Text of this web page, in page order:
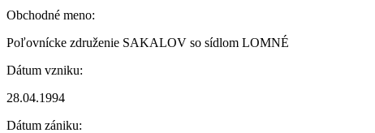
Obchodné meno:
Poľovnícke združenie SAKALOV so sídlom LOMNÉ
Dátum vzniku:
28.04.1994
Dátum zániku: